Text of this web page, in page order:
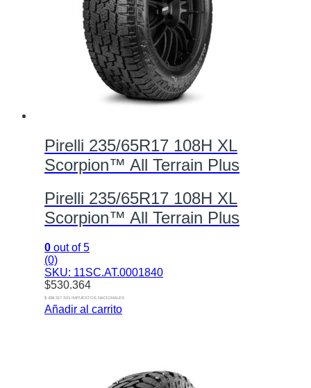
Pirelli 235/65R17 108H XL
Scorpion™ All Terrain Plus
Pirelli 235/65R17 108H XL
Scorpion™ All Terrain Plus
0 out of 5
(0)
SKU: 11SC.AT.0001840
$530.364
$ 438.317 SIN IMPUESTOS NACIONALES
Añadir al carrito